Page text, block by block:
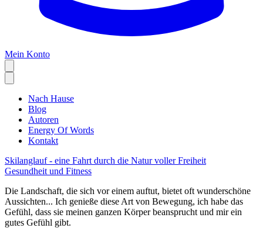
Mein Konto
Nach Hause
Blog
Autoren
Energy Of Words
Kontakt
Skilanglauf - eine Fahrt durch die Natur voller Freiheit
Gesundheit und Fitness
Die Landschaft, die sich vor einem auftut, bietet oft wunderschöne
Aussichten... Ich genieße diese Art von Bewegung, ich habe das
Gefühl, dass sie meinen ganzen Körper beansprucht und mir ein
gutes Gefühl gibt.